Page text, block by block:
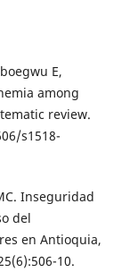
E,
among
review.
s1518-
Inseguridad
del
en Antioquia,
10.